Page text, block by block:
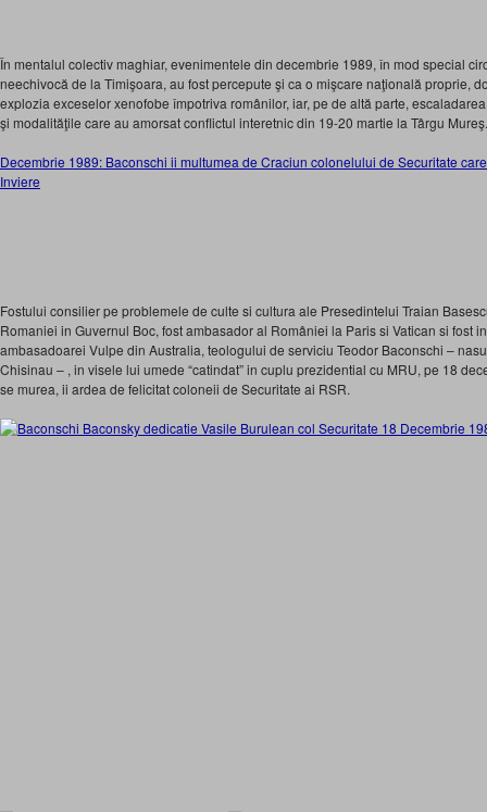
În mentalul colectiv maghiar, evenimentele din decembrie 1989, în mod special
neechivocă de la Timişoara, au fost percepute şi ca o mişcare naţională proprie,
explozia exceselor xenofobe împotriva românilor, iar, pe de altă parte,
şi modalităţile care au amorsat conflictul interetnic din 19-20 martie la Târgu Mureş.
Decembrie 1989: Baconschi ii multumea de Craciun colonelului de Securitate
Inviere
Fostului consilier pe problemele de culte si cultura ale Presedintelui Traian
Romaniei in Guvernul Boc, fost ambasador al României la Paris si Vatican si fost
ambasadoarei Vulpe din Australia, teologului de serviciu Teodor Baconschi –
Chisinau – , in visele lui umede “catindat” in cuplu prezidential cu MRU, pe 18
se murea, ii ardea de felicitat coloneii de Securitate ai RSR.